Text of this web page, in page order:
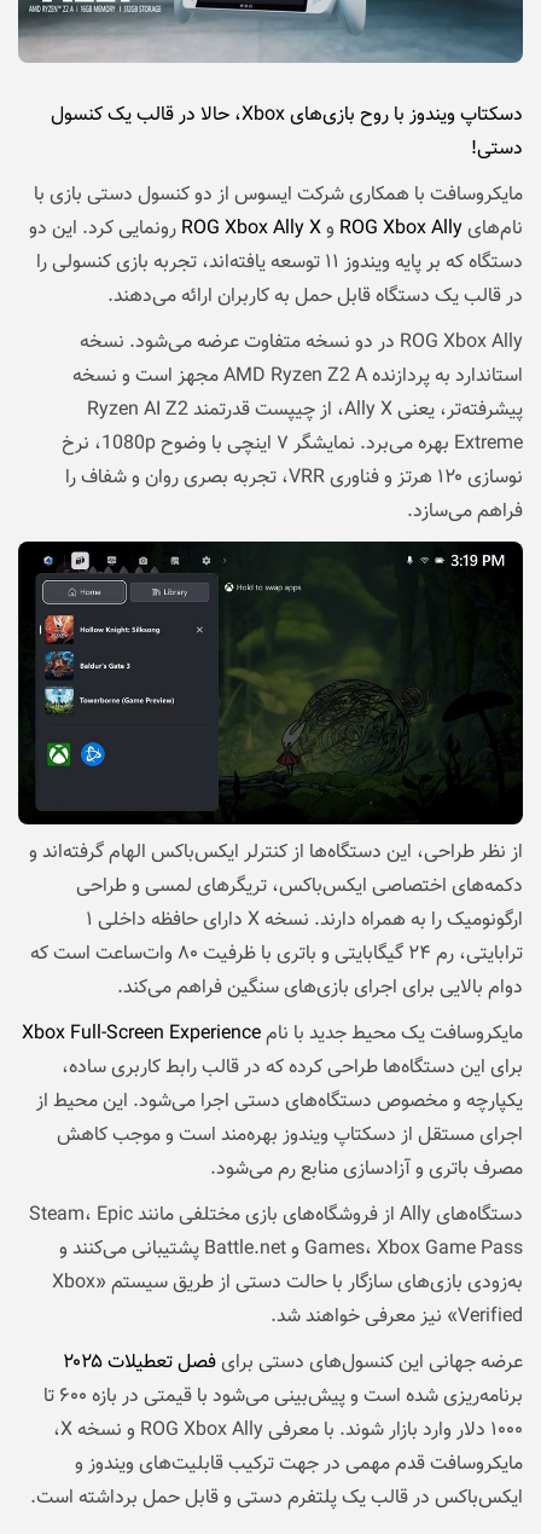
دسکتاپ ویندوز با روح بازی‌های Xbox، حالا در قالب یک کنسول
دستی!
مایکروسافت با همکاری شرکت ایسوس از دو کنسول دستی بازی با
نام‌هایROG Xbox Ally وROG Xbox Ally X رونمایی کرد. این دو
دستگاه که بر پایه ویندوز ۱۱ توسعه یافته‌اند، تجربه بازی کنسولی را
در قالب یک دستگاه قابل حمل به کاربران ارائه می‌دهند.
ROG Xbox Ally در دو نسخه متفاوت عرضه می‌شود. نسخه
استاندارد به پردازنده AMD Ryzen Z2 A مجهز است و نسخه
پیشرفته‌تر، یعنی Ally X، از چیپست قدرتمند Ryzen AI Z2
Extreme بهره می‌برد. نمایشگر ۷ اینچی با وضوح 1080p، نرخ
نوسازی ۱۲۰ هرتز و فناوری VRR، تجربه بصری روان و شفاف را
فراهم می‌سازد.
از نظر طراحی، این دستگاه‌ها از کنترلر ایکس‌باکس الهام گرفته‌اند و
دکمه‌های اختصاصی ایکس‌باکس، تریگرهای لمسی و طراحی
ارگونومیک را به همراه دارند. نسخه X دارای حافظه داخلی ۱
ترابایتی، رم ۲۴ گیگابایتی و باتری با ظرفیت ۸۰ وات‌ساعت است که
دوام بالایی برای اجرای بازی‌های سنگین فراهم می‌کند.
مایکروسافت یک محیط جدید با نامXbox Full-Screen Experience
برای این دستگاه‌ها طراحی کرده که در قالب رابط کاربری ساده،
یکپارچه و مخصوص دستگاه‌های دستی اجرا می‌شود. این محیط از
اجرای مستقل از دسکتاپ ویندوز بهره‌مند است و موجب کاهش
مصرف باتری و آزادسازی منابع رم می‌شود.
دستگاه‌های Ally از فروشگاه‌های بازی مختلفی مانند Steam، Epic
Games، Xbox Game Pass و Battle.net پشتیبانی می‌کنند و
به‌زودی بازی‌های سازگار با حالت دستی از طریق سیستم «Xbox
Verified» نیز معرفی خواهند شد.
عرضه جهانی این کنسول‌های دستی برایفصل تعطیلات ۲۰۲۵
برنامه‌ریزی شده است و پیش‌بینی می‌شود با قیمتی در بازه ۶۰۰ تا
۱۰۰۰ دلار وارد بازار شوند. با معرفی ROG Xbox Ally و نسخه X،
مایکروسافت قدم مهمی در جهت ترکیب قابلیت‌های ویندوز و
ایکس‌باکس در قالب یک پلتفرم دستی و قابل حمل برداشته است.